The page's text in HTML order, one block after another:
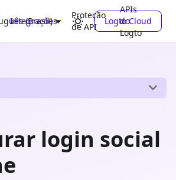
Integrações
Proteção
de API
APIs
do
Logto
(Brasil) Logto Cloud
login social